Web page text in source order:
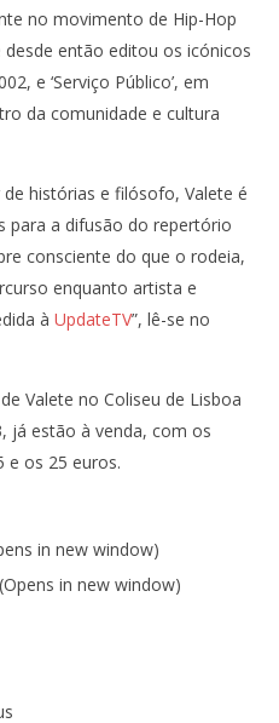
no movimento de Hip-Hop
então editou os icónicos
e ‘Serviço Público’, em
da comunidade e cultura
histórias e filósofo, Valete é
para a difusão do repertório
consciente do que o rodeia,
enquanto artista e
à UpdateTV”, lê-se no
Valete no Coliseu de Lisboa
já estão à venda, com os
e os 25 euros.
in new window)
in new window)